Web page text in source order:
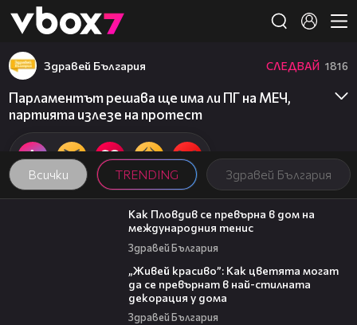
👾
Всички TRENDING Здравей България
Здравей България СЛЕДВАЙ 1816
Парламентът решава ще има ли ПГ на МЕЧ,
партията излезе на протест
03:09
Как Пловдив се превърна в дом на
международния тенис
Здравей България
„Живей красиво”: Как цветята могат
да се превърнат в най-стилната
декорация у дома
Здравей България